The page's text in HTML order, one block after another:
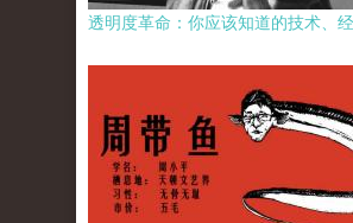
透明度革命：你应该知道的技术、